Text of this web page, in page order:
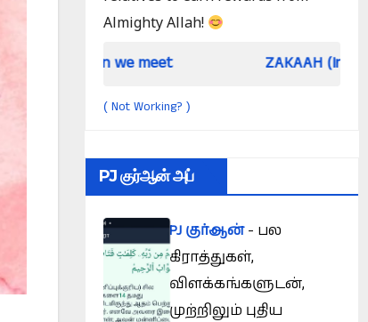
Almighty Allah!
meet ZAKAAH (In the light of Qur an
( Not Working? )
PJ குர்ஆன் அப்
PJ குர்ஆன்- பல
கிராத்துகள்,
விளக்கங்களுடன்,
முற்றிலும் புதிய